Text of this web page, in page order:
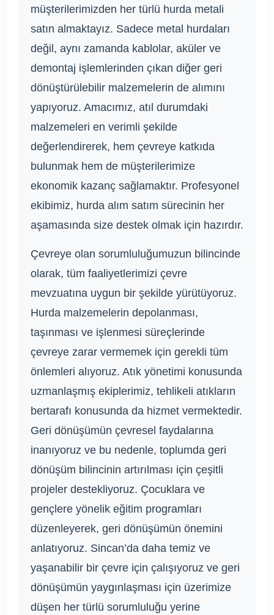
müşterilerimizden her türlü hurda metali
satın almaktayız. Sadece metal hurdaları
değil, aynı zamanda kablolar, aküler ve
demontaj işlemlerinden çıkan diğer geri
dönüştürülebilir malzemelerin de alımını
yapıyoruz. Amacımız, atıl durumdaki
malzemeleri en verimli şekilde
değerlendirerek, hem çevreye katkıda
bulunmak hem de müşterilerimize
ekonomik kazanç sağlamaktır. Profesyonel
ekibimiz, hurda alım satım sürecinin her
aşamasında size destek olmak için hazırdır.
Çevreye olan sorumluluğumuzun bilincinde
olarak, tüm faaliyetlerimizi çevre
mevzuatına uygun bir şekilde yürütüyoruz.
Hurda malzemelerin depolanması,
taşınması ve işlenmesi süreçlerinde
çevreye zarar vermemek için gerekli tüm
önlemleri alıyoruz. Atık yönetimi konusunda
uzmanlaşmış ekiplerimiz, tehlikeli atıkların
bertarafı konusunda da hizmet vermektedir.
Geri dönüşümün çevresel faydalarına
inanıyoruz ve bu nedenle, toplumda geri
dönüşüm bilincinin artırılması için çeşitli
projeler destekliyoruz. Çocuklara ve
gençlere yönelik eğitim programları
düzenleyerek, geri dönüşümün önemini
anlatıyoruz. Sincan’da daha temiz ve
yaşanabilir bir çevre için çalışıyoruz ve geri
dönüşümün yaygınlaşması için üzerimize
düşen her türlü sorumluluğu yerine